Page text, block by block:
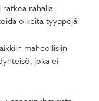
rahalla:
oikeita tyyppejä.
mahdollisiin
joka ei